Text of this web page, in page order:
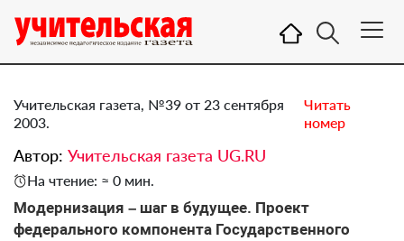
Учительская газета, №39 от 23 сентября
2003.
Читать
номер
Автор: Учительская газета UG.RU
На чтение: ≈ 0 мин.
Модернизация – шаг в будущее. Проект
федерального компонента Государственного